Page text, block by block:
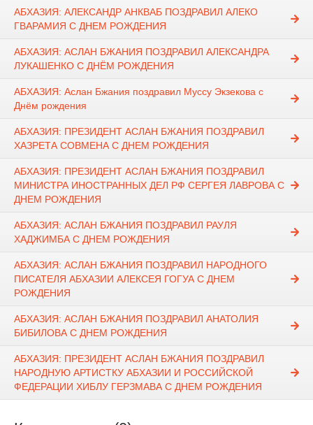
АБХАЗИЯ: АЛЕКСАНДР АНКВАБ ПОЗДРАВИЛ АЛЕКО
ГВАРАМИЯ С ДНЕМ РОЖДЕНИЯ
АБХАЗИЯ: АСЛАН БЖАНИЯ ПОЗДРАВИЛ АЛЕКСАНДРА
ЛУКАШЕНКО С ДНЁМ РОЖДЕНИЯ
АБХАЗИЯ: Аслан Бжания поздравил Муссу Экзекова с
Днём рождения
АБХАЗИЯ: ПРЕЗИДЕНТ АСЛАН БЖАНИЯ ПОЗДРАВИЛ
ХАЗРЕТА СОВМЕНА С ДНЕМ РОЖДЕНИЯ
АБХАЗИЯ: ПРЕЗИДЕНТ АСЛАН БЖАНИЯ ПОЗДРАВИЛ
МИНИСТРА ИНОСТРАННЫХ ДЕЛ РФ СЕРГЕЯ ЛАВРОВА С
ДНЕМ РОЖДЕНИЯ
АБХАЗИЯ: АСЛАН БЖАНИЯ ПОЗДРАВИЛ РАУЛЯ
ХАДЖИМБА С ДНЕМ РОЖДЕНИЯ
АБХАЗИЯ: АСЛАН БЖАНИЯ ПОЗДРАВИЛ НАРОДНОГО
ПИСАТЕЛЯ АБХАЗИИ АЛЕКСЕЯ ГОГУА С ДНЕМ
РОЖДЕНИЯ
АБХАЗИЯ: АСЛАН БЖАНИЯ ПОЗДРАВИЛ АНАТОЛИЯ
БИБИЛОВА С ДНЕМ РОЖДЕНИЯ
АБХАЗИЯ: ПРЕЗИДЕНТ АСЛАН БЖАНИЯ ПОЗДРАВИЛ
НАРОДНУЮ АРТИСТКУ АБХАЗИИ И РОССИЙСКОЙ
ФЕДЕРАЦИИ ХИБЛУ ГЕРЗМАВА С ДНЕМ РОЖДЕНИЯ